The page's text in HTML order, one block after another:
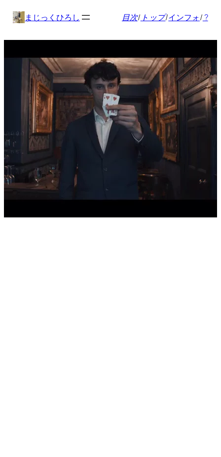
キ
まじっくひろし 目次/ トップ/インフォ/ ?